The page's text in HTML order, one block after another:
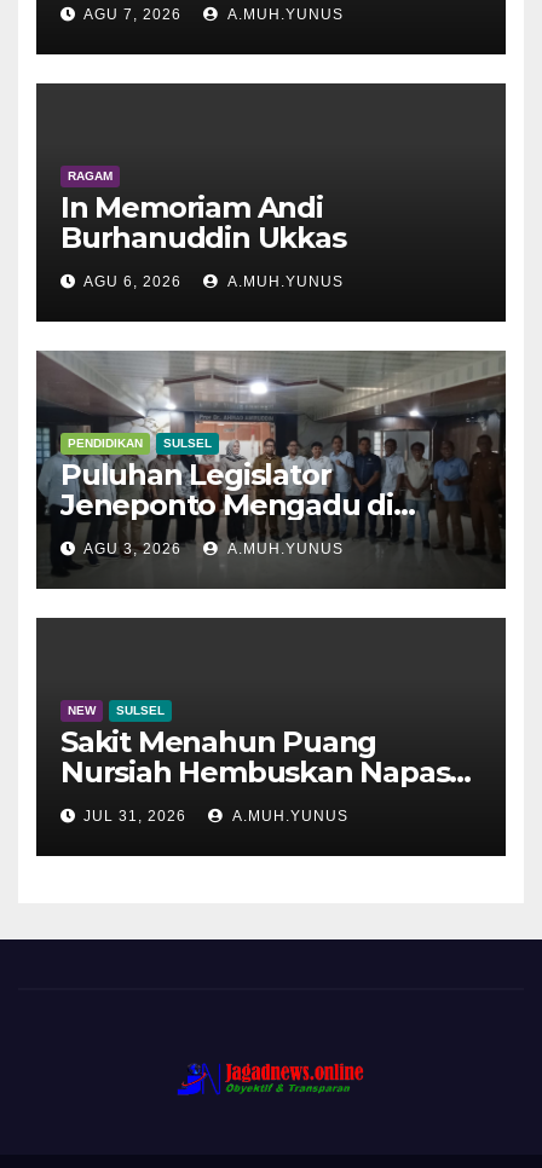
AGU 7, 2026 A.MUH.YUNUS
RAGAM
In Memoriam Andi
Burhanuddin Ukkas
AGU 6, 2026 A.MUH.YUNUS
PENDIDIKAN SULSEL
Puluhan Legislator
Jeneponto Mengadu di
Disdik Sulsel
AGU 3, 2026 A.MUH.YUNUS
NEW SULSEL
Sakit Menahun Puang
Nursiah Hembuskan Napas
Terakhir
JUL 31, 2026 A.MUH.YUNUS